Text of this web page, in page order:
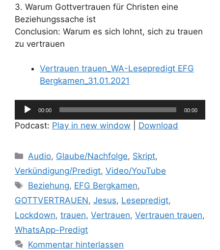
3. Warum Gottvertrauen für Christen eine
Beziehungssache ist
Conclusion: Warum es sich lohnt, sich zu trauen
zu vertrauen
Vertrauen trauen_WA-Lesepredigt EFG
Bergkamen_31.01.2021
Audio-
Player
00:00 00:00
Podcast: Play in new window Download
Kategorien
Audio, Glaube/Nachfolge, Skript,
Verkündigung/Predigt, Video/YouTube
Schlagwörter
Beziehung, EFG Bergkamen,
GOTTVERTRAUEN, Jesus, Lesepredigt,
Lockdown, trauen, Vertrauen, Vertrauen trauen,
WhatsApp-Predigt
Kommentar hinterlassen